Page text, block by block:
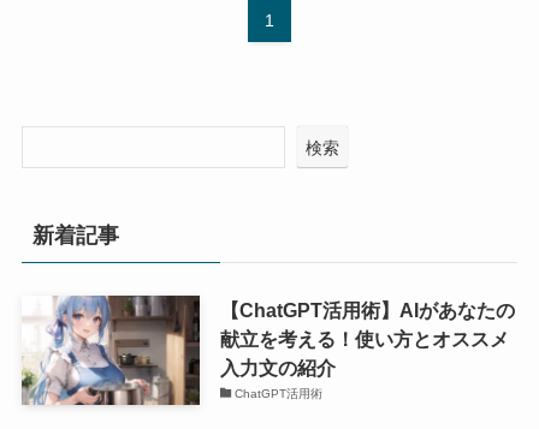
1
検索
新着記事
【ChatGPT活用術】AIがあなたの
献立を考える！使い方とオススメ
入力文の紹介
ChatGPT活用術